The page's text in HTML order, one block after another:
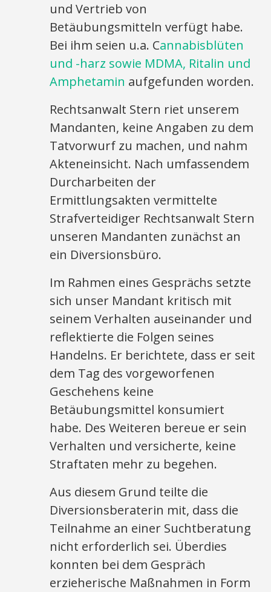
und Vertrieb von
Betäubungsmitteln verfügt habe.
Bei ihm seien u.a. Cannabisblüten
und -harz sowie MDMA, Ritalin und
Amphetamin aufgefunden worden.
Rechtsanwalt Stern riet unserem
Mandanten, keine Angaben zu dem
Tatvorwurf zu machen, und nahm
Akteneinsicht. Nach umfassendem
Durcharbeiten der
Ermittlungsakten vermittelte
Strafverteidiger Rechtsanwalt Stern
unseren Mandanten zunächst an
ein Diversionsbüro.
Im Rahmen eines Gesprächs setzte
sich unser Mandant kritisch mit
seinem Verhalten auseinander und
reflektierte die Folgen seines
Handelns. Er berichtete, dass er seit
dem Tag des vorgeworfenen
Geschehens keine
Betäubungsmittel konsumiert
habe. Des Weiteren bereue er sein
Verhalten und versicherte, keine
Straftaten mehr zu begehen.
Aus diesem Grund teilte die
Diversionsberaterin mit, dass die
Teilnahme an einer Suchtberatung
nicht erforderlich sei. Überdies
konnten bei dem Gespräch
erzieherische Maßnahmen in Form